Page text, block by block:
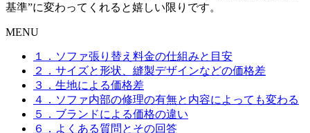
基準”に変わってくれると嬉しい限りです。
MENU
１．ソファ張り替え料金の仕組みと目安
２．サイズと形状、縫製デザインなどの価格差
３．生地による価格差
４．ソファ内部の修理の有無と内容によっても変わる
５．ブランドによる価格の違い
６．よくある質問とその回答